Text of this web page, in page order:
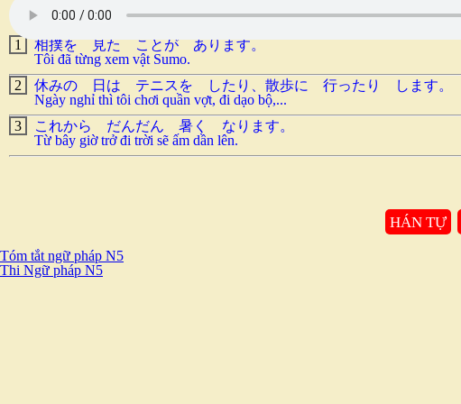
1
相撲を 見た ことが あります。
Tôi đã từng xem vật Sumo.
2
休みの 日は テニスを したり、散歩に 行ったり します。
Ngày nghỉ thì tôi chơi quần vợt, đi dạo bộ,...
3
これから だんだん 暑く なります。
Từ bây giờ trở đi trời sẽ ấm dần lên.
HÁN TỰ
Tóm tắt ngữ pháp N5
Thi Ngữ pháp N5